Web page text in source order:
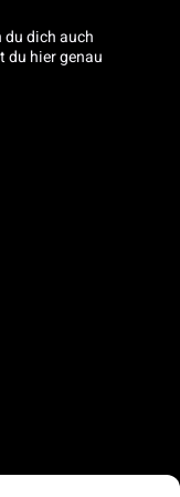
du dich auch
du hier genau